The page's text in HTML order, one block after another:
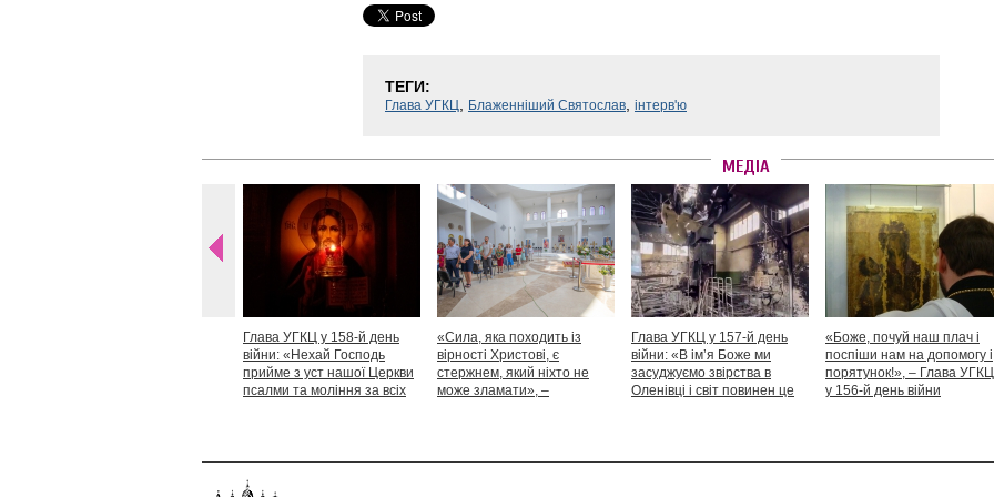
ТЕГИ:
Глава УГКЦ, Блаженніший Святослав, інтерв'ю
МЕДІА
Глава УГКЦ у 158-й день
війни: «Нехай Господь
прийме з уст нашої Церкви
псалми та моління за всіх
«Сила, яка походить із
вірності Христові, є
стержнем, який ніхто не
може зламати», –
Глава УГКЦ у 157-й день
війни: «В ім’я Боже ми
засуджуємо звірства в
Оленівці і світ повинен це
«Боже, почуй наш плач і
поспіши нам на допомогу і
порятунок!», – Глава УГКЦ
у 156-й день війни